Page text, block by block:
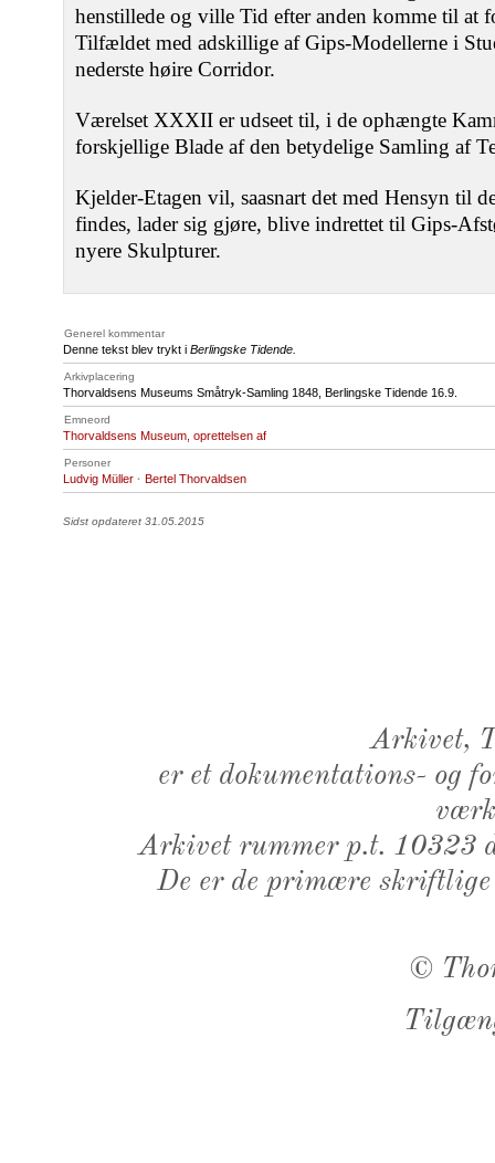
henstillede og ville Tid efter anden komme til at
Tilfældet med adskillige af Gips-Modellerne i
nederste høire Corridor.
Værelset XXXII er udseet til, i de ophængte
forskjellige Blade af den betydelige Samling af
Kjelder-Etagen vil, saasnart det med Hensyn til
findes, lader sig gjøre, blive indrettet til Gips-
nyere Skulpturer.
Generel kommentar
Denne tekst blev trykt i Berlingske Tidende.
Arkivplacering
Thorvaldsens Museums Småtryk-Samling 1848, Berlingske Tidende 16.9.
Emneord
Thorvaldsens Museum, oprettelsen af
Personer
Ludvig Müller · Bertel Thorvaldsen
Sidst opdateret 31.05.2015
Arkivet,
er et dokumentations- og
Arkivet rummer p.t. 10323
De er de primære
©